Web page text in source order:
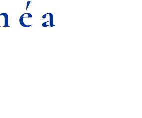
é a